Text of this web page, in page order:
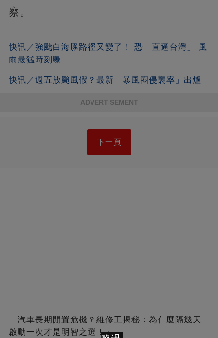
察。
快訊／強颱白海豚路徑又變了！ 恐「直逼台灣」 風
雨最猛時刻曝
快訊／週五放颱風假？最新「暴風圈侵襲率」出爐
ADVERTISEMENT
下一頁
「汽車長期閒置危機？維修工揭秘：為什麼隔幾天
啟動一次才是明智之選！」